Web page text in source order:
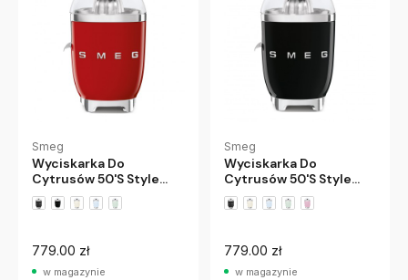
Smeg
Wyciskarka Do
Cytrusów 50'S Style
Czerwona Smeg
779.00 zł
w magazynie
Smeg
Wyciskarka Do
Cytrusów 50'S Style
Czarna Połysk Smeg
779.00 zł
w magazynie